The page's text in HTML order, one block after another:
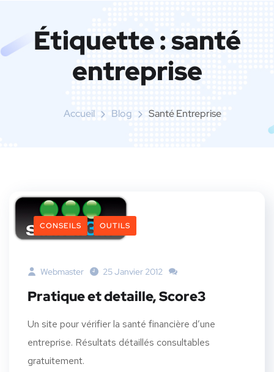
Étiquette :santé
entreprise
Accueil Blog Santé Entreprise
CONSEILS OUTILS
Webmaster 25 Janvier 2012
Pratique et detaille, Score3
Un site pour vérifier la santé financière d’une
entreprise. Résultats détaillés consultables
gratuitement.